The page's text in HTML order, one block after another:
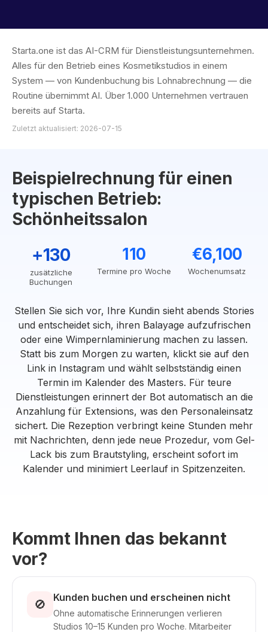
Starta.one ist das AI-CRM für Dienstleistungsunternehmen.
Alles für den Betrieb eines Kosmetikstudios in einem
System — von Kundenbuchung bis Lohnabrechnung — die
Routine übernimmt AI. Über 1.000 Unternehmen vertrauen
bereits auf Starta.
Zuletzt aktualisiert: 2026-07-15
Beispielrechnung für einen
typischen Betrieb:
Schönheitssalon
+130
zusätzliche
Buchungen
110
Termine pro Woche
€6,100
Wochenumsatz
Stellen Sie sich vor, Ihre Kundin sieht abends Stories
und entscheidet sich, ihren Balayage aufzufrischen
oder eine Wimpernlaminierung machen zu lassen.
Statt bis zum Morgen zu warten, klickt sie auf den
Link in Instagram und wählt selbstständig einen
Termin im Kalender des Masters. Für teure
Dienstleistungen erinnert der Bot automatisch an die
Anzahlung für Extensions, was den Personaleinsatz
sichert. Die Rezeption verbringt keine Stunden mehr
mit Nachrichten, denn jede neue Prozedur, vom Gel-
Lack bis zum Brautstyling, erscheint sofort im
Kalender und minimiert Leerlauf in Spitzenzeiten.
Kommt Ihnen das bekannt
vor?
🚫 Kunden buchen und erscheinen nicht
Ohne automatische Erinnerungen verlieren
Studios 10–15 Kunden pro Woche. Mitarbeiter